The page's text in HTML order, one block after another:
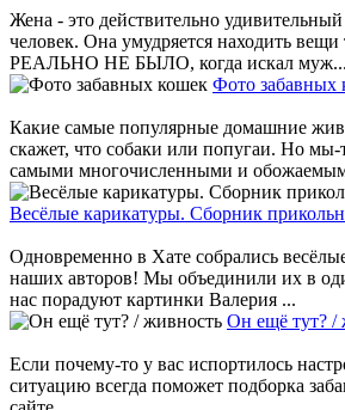
Жена - это действительно
человек. Она умудряется находить вещи
РЕАЛЬНО НЕ БЫЛО, когда искал
Фото забавных
Какие самые популярные домашние
скажет, что собаки или попугаи. Но мы-
самыми многочисленными и
Весёлые карикатуры. Сборник
Одновременно в Хате собрались
наших авторов! Мы объединили их в
нас порадуют картинки Валерия ...
Он ещё тут? /
Если почему-то у вас испортилось
ситуацию всегда поможет подборка